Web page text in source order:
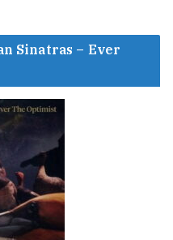
Sinatras – Ever